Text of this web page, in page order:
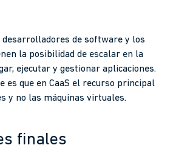
desarrolladores de software y los
la posibilidad de escalar en la
ejecutar y gestionar aplicaciones.
es que en CaaS el recurso principal
y no las máquinas virtuales.
finales